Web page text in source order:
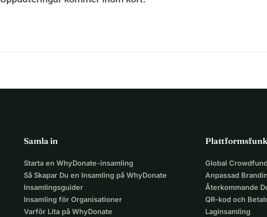
Samla in
Starta en WhyDonate-insamling
Så Skapar Du en Insamling på WhyDonate
Insamlingsguider
Insamling för Organisationer
Varför Lita på WhyDonate
Global
Anpassad
Återkommande
QR-kod och
Laginsamling